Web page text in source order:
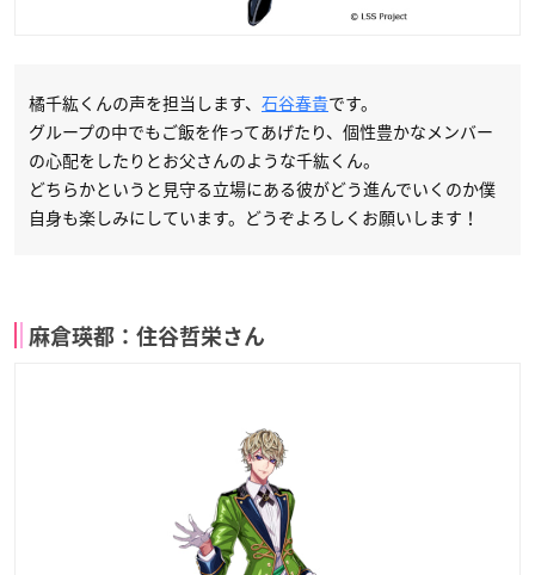
橘千紘くんの声を担当します、 石谷春貴です。
グループの中でもご飯を作ってあげたり、個性豊かなメンバー
の心配をしたりとお父さんのような千紘くん。
どちらかというと見守る立場にある彼がどう進んでいくのか僕
自身も楽しみにしています。どうぞよろしくお願いします！
麻倉瑛都：住谷哲栄さん